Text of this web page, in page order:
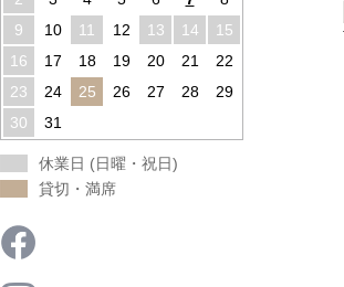
9
10 11 12 13 14
15
16
17 18 19 20 21
22
23
24 25 26 27 28
29
30
31
休業日 (日曜・祝日)
貸切・満席